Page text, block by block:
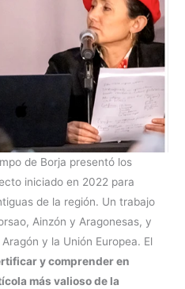
de Borja presentó los
iniciado en 2022 para
de la región. Un trabajo
Ainzón y Aragonesas, y
y la Unión Europea. El
y comprender en
más valioso de la